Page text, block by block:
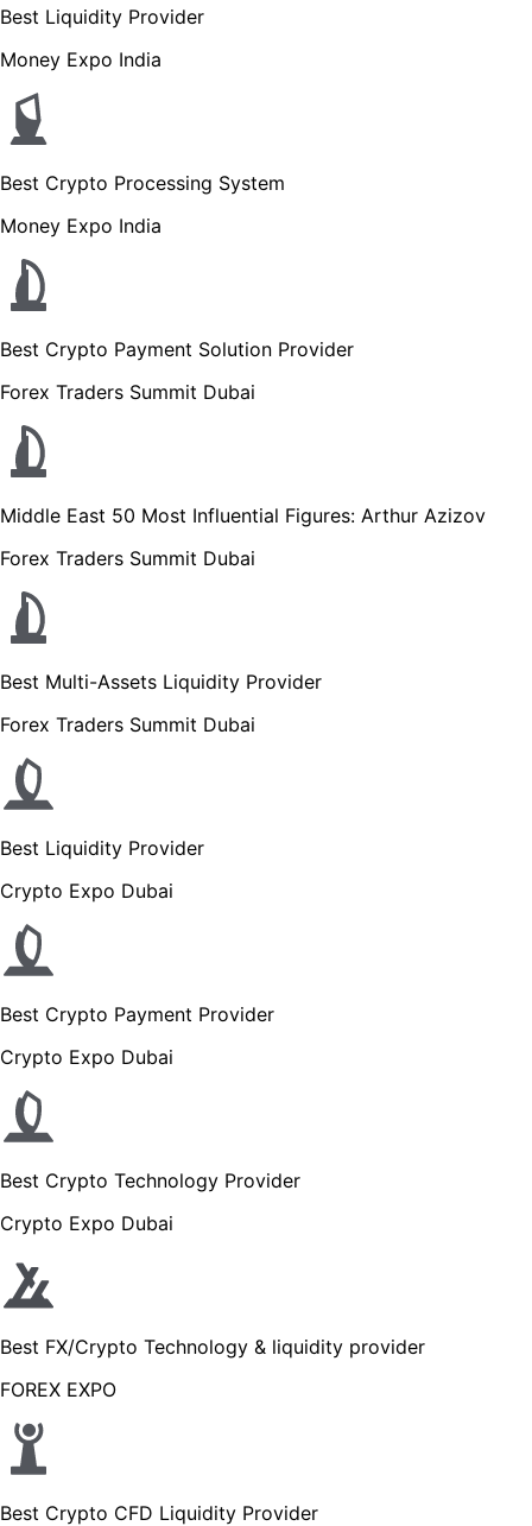
Best Liquidity Provider
Money Expo India
Best Crypto Processing System
Money Expo India
Best Crypto Payment Solution Provider
Forex Traders Summit Dubai
Middle East 50 Most Influential Figures: Arthur Azizov
Forex Traders Summit Dubai
Best Multi-Assets Liquidity Provider
Forex Traders Summit Dubai
Best Liquidity Provider
Crypto Expo Dubai
Best Crypto Payment Provider
Crypto Expo Dubai
Best Crypto Technology Provider
Crypto Expo Dubai
Best FX/Crypto Technology & liquidity provider
FOREX EXPO
Best Crypto CFD Liquidity Provider